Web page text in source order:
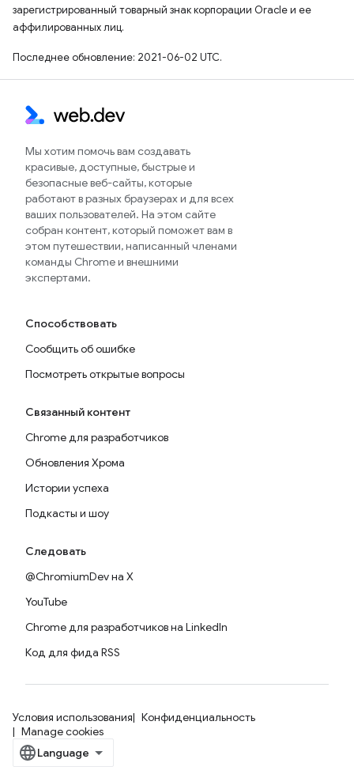
зарегистрированный товарный знак корпорации Oracle и ее
аффилированных лиц.
Последнее обновление: 2021-06-02 UTC.
Мы хотим помочь вам создавать
красивые, доступные, быстрые и
безопасные веб-сайты, которые
работают в разных браузерах и для всех
ваших пользователей. На этом сайте
собран контент, который поможет вам в
этом путешествии, написанный членами
команды Chrome и внешними
экспертами.
Способствовать
Сообщить об ошибке
Посмотреть открытые вопросы
Связанный контент
Chrome для разработчиков
Обновления Хрома
Истории успеха
Подкасты и шоу
Следовать
@ChromiumDev на X
YouTube
Chrome для разработчиков на LinkedIn
Код для фида RSS
Условия использования
Конфиденциальность
Manage cookies